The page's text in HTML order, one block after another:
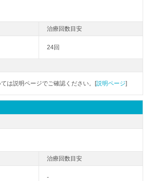
24回
は説明ページでご確認ください。[説明ページ]
-